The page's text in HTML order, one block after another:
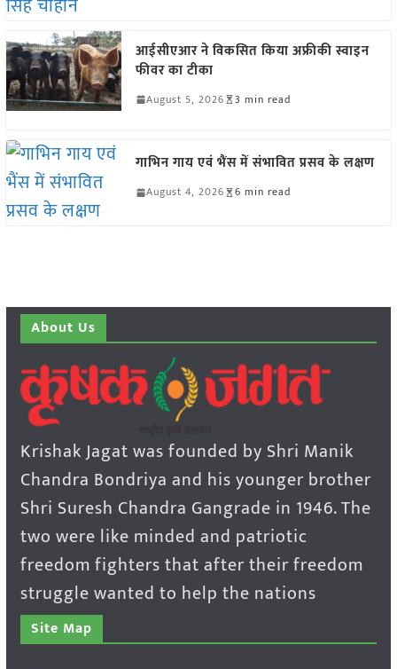
आईसीएआर ने विकसित किया अफ्रीकी स्वाइन
फीवर का टीका
August 5, 2026 3 min read
गाभिन गाय एवं भैंस में संभावित प्रसव के लक्षण
August 4, 2026 6 min read
About Us
Krishak Jagat was founded by Shri Manik
Chandra Bondriya and his younger brother
Shri Suresh Chandra Gangrade in 1946. The
two were like minded and patriotic
freedom fighters that after their freedom
struggle wanted to help the nations
Site Map